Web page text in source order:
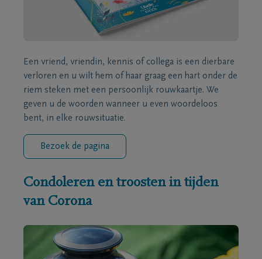
Een vriend, vriendin, kennis of collega is een dierbare
verloren en u wilt hem of haar graag een hart onder de
riem steken met een persoonlijk rouwkaartje. We
geven u de woorden wanneer u even woordeloos
bent, in elke rouwsituatie.
Bezoek de pagina
Condoleren en troosten in tijden
van Corona